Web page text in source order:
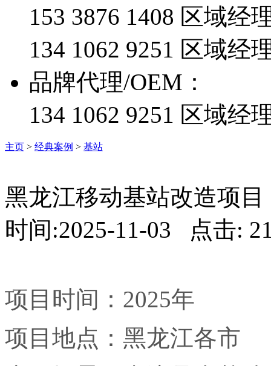
153 3876 1408 区域经
134 1062 9251 区域经
品牌代理/OEM：
134 1062 9251 区域经
主页 > 经典案例 > 基站
黑龙江移动基站改造项目
时间:2025-11-03 点击:
项目时间：2025年
项目地点：黑龙江各市